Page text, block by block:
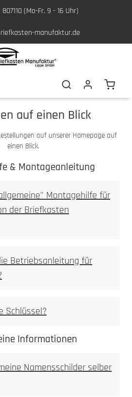
(Mo-Fr. 9 - 16 Uhr)
manufaktur.de
auf einen Blick
auf unserer Homepage auf
einen Blick.
& Montageanleitung
Montagehilfe für
der Briefkasten
Betriebsanleitung für
Schlüssel?
Informationen
Namensschilder selber